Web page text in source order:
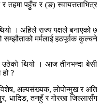
तहमा पहुँच र (ङ) स्वायत्तताभित्र
। अहिले राज्य पक्षले बनाएको ७
सम्झौताको मर्मलाई हठपूर्वक कुल्चने
उठेको थियो । आज तीनभन्दा बेसी
?
विशेष, अल्पसंख्यक, लोपोन्मुख र अति
धादिङ, तनहुँ र गोरखा जिल्लासँग